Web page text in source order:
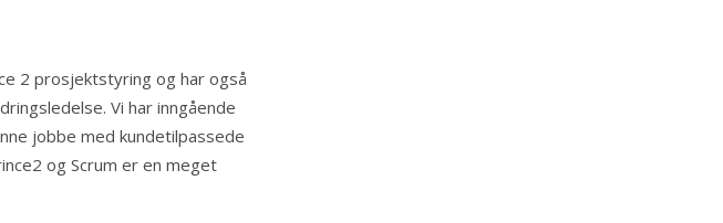
2 prosjektstyring og har også
Vi har inngående
jobbe med kundetilpassede
og Scrum er en meget